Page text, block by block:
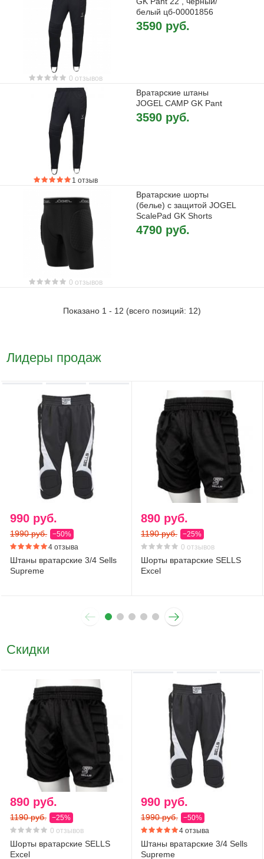
0 отзывов
белый цб-00001856
3590 руб.
1 отзыв
Вратарские штаны
JOGEL CAMP GK Pant
3590 руб.
0 отзывов
Вратарские шорты
(белье) с защитой JOGEL
ScalePad GK Shorts
4790 руб.
Показано 1 - 12 (всего позиций: 12)
Лидеры продаж
990 руб.
1990 руб.
−50%
4 отзыва
Штаны вратарские 3/4 Sells
Supreme
890 руб.
1190 руб.
−25%
0 отзывов
Шорты вратарские SELLS
Excel
Скидки
890 руб.
1190 руб.
−25%
0 отзывов
Шорты вратарские SELLS
Excel
990 руб.
1990 руб.
−50%
4 отзыва
Штаны вратарские 3/4 Sells
Supreme